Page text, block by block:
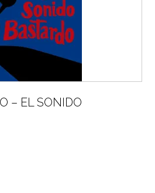
– EL SONIDO